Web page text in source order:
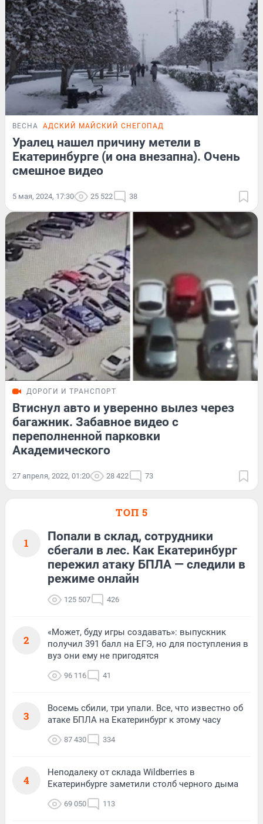
ВЕСНА АДСКИЙ МАЙСКИЙ СНЕГОПАД
Уралец нашел причину метели в
Екатеринбурге (и она внезапна). Очень
смешное видео
5 мая, 2024, 17:30 25 522 38
ДОРОГИ И ТРАНСПОРТ
Втиснул авто и уверенно вылез через
багажник. Забавное видео с
переполненной парковки
Академического
27 апреля, 2022, 01:20 28 422 73
ТОП 5
1
Попали в склад, сотрудники
сбегали в лес. Как Екатеринбург
пережил атаку БПЛА — следили в
режиме онлайн
125 507 426
2
«Может, буду игры создавать»: выпускник
получил 391 балл на ЕГЭ, но для поступления в
вуз они ему не пригодятся
96 116 41
3
Восемь сбили, три упали. Все, что известно об
атаке БПЛА на Екатеринбург к этому часу
87 430 334
4
Неподалеку от склада Wildberries в
Екатеринбурге заметили столб черного дыма
69 050 113